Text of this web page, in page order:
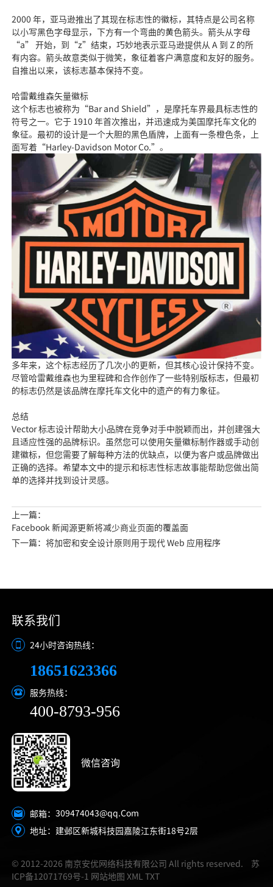
2000 年，亚马逊推出了其现在标志性的徽标，其特点是公司名称
以小写黑色字母显示，下方有一个弯曲的黄色箭头。箭头从字母
“a” 开始，到“z”结束，巧妙地表示亚马逊提供从 A 到 Z 的所
有内容。箭头故意类似于微笑，象征着客户满意度和友好的服务。
自推出以来，该标志基本保持不变。
哈雷戴维森矢量徽标
这个标志也被称为“Bar and Shield”，是摩托车界最具标志性的
符号之一。它于 1910 年首次推出，并迅速成为美国摩托车文化的
象征。最初的设计是一个大胆的黑色盾牌，上面有一条橙色条，上
面写着“Harley-Davidson Motor Co.”。
多年来，这个标志经历了几次小的更新，但其核心设计保持不变。
尽管哈雷戴维森也为里程碑和合作创作了一些特别版标志，但最初
的标志仍然是该品牌在摩托车文化中的遗产的有力象征。
总结
Vector 标志设计帮助大小品牌在竞争对手中脱颖而出，并创建强大
且适应性强的品牌标识。虽然您可以使用矢量徽标制作器或手动创
建徽标，但您需要了解每种方法的优缺点，以便为客户或品牌做出
正确的选择。希望本文中的提示和标志性标志故事能帮助您做出简
单的选择并找到设计灵感。
上一篇：
Facebook 新闻源更新将减少商业页面的覆盖面
下一篇：将加密和安全设计原则用于现代 Web 应用程序
联系我们
24小时咨询热线：
18651623366
服务热线：
400-8793-956
微信咨询
邮箱： 309474043@qq.Com
地址：建邺区新城科技园嘉陵江东街18号2层
© 2012-2026 南京安优网络科技有限公司 All rights reserved.
苏
ICP备12071769号-1 网站地图 XML TXT